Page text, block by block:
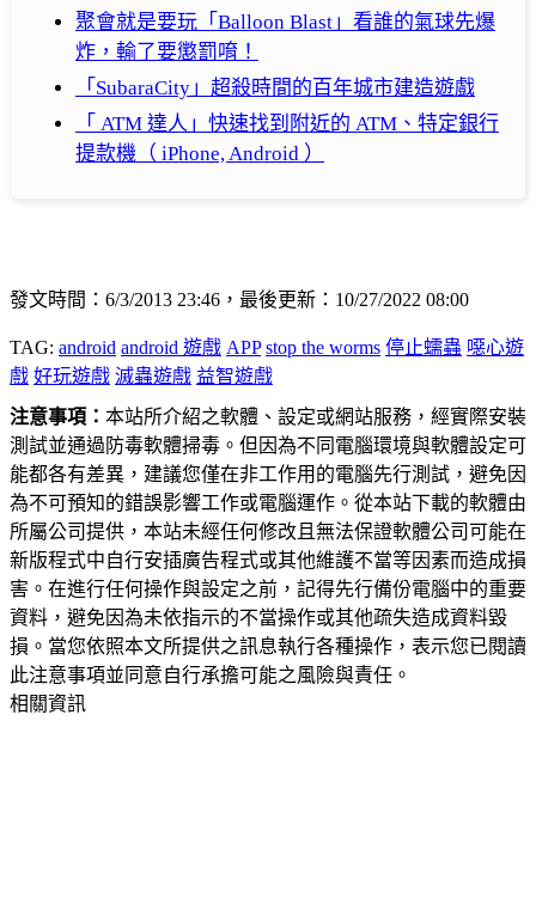
聚會就是要玩「Balloon Blast」看誰的氣球先爆
炸，輸了要懲罰唷！
「SubaraCity」超殺時間的百年城市建造遊戲
「 ATM 達人」快速找到附近的 ATM、特定銀行
提款機（ iPhone, Android ）
發文時間：6/3/2013 23:46，最後更新：10/27/2022 08:00
TAG: android android 遊戲 APP stop the worms 停止蠕蟲 噁心遊
戲 好玩遊戲 滅蟲遊戲 益智遊戲
注意事項： 本站所介紹之軟體、設定或網站服務，經實際安裝
測試並通過防毒軟體掃毒。但因為不同電腦環境與軟體設定可
能都各有差異，建議您僅在非工作用的電腦先行測試，避免因
為不可預知的錯誤影響工作或電腦運作。從本站下載的軟體由
所屬公司提供，本站未經任何修改且無法保證軟體公司可能在
新版程式中自行安插廣告程式或其他維護不當等因素而造成損
害。在進行任何操作與設定之前，記得先行備份電腦中的重要
資料，避免因為未依指示的不當操作或其他疏失造成資料毀
損。當您依照本文所提供之訊息執行各種操作，表示您已閱讀
此注意事項並同意自行承擔可能之風險與責任。
相關資訊